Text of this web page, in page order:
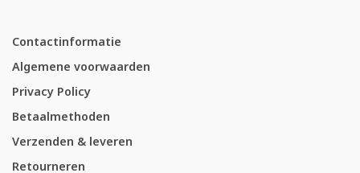
Contactinformatie
Algemene voorwaarden
Privacy Policy
Betaalmethoden
Verzenden & leveren
Retourneren